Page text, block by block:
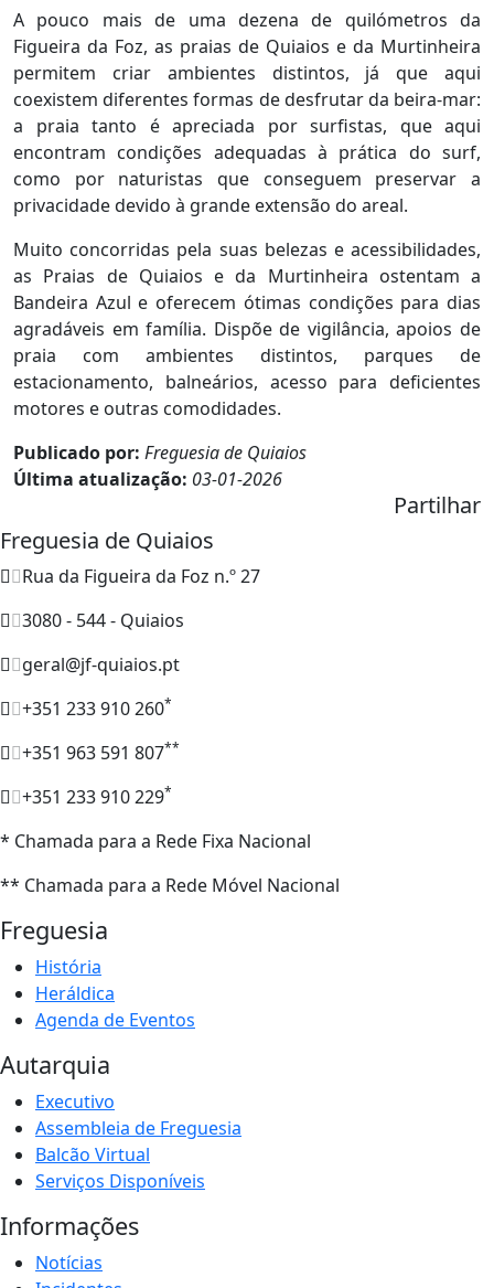
A pouco mais de uma dezena de quilómetros da
Figueira da Foz, as praias de Quiaios e da Murtinheira
permitem criar ambientes distintos, já que aqui
coexistem diferentes formas de desfrutar da beira-mar:
a praia tanto é apreciada por surfistas, que aqui
encontram condições adequadas à prática do surf,
como por naturistas que conseguem preservar a
privacidade devido à grande extensão do areal.
Muito concorridas pela suas belezas e acessibilidades,
as Praias de Quiaios e da Murtinheira ostentam a
Bandeira Azul e oferecem ótimas condições para dias
agradáveis em família. Dispõe de vigilância, apoios de
praia com ambientes distintos, parques de
estacionamento, balneários, acesso para deficientes
motores e outras comodidades.
Publicado por: Freguesia de Quiaios
Última atualização: 03-01-2026
Partilhar
Freguesia de Quiaios
Rua da Figueira da Foz n.º 27
3080 - 544 - Quiaios
geral@jf-quiaios.pt
+351 233 910 260*
+351 963 591 807**
+351 233 910 229*
* Chamada para a Rede Fixa Nacional
** Chamada para a Rede Móvel Nacional
Freguesia
História
Heráldica
Agenda de Eventos
Autarquia
Executivo
Assembleia de Freguesia
Balcão Virtual
Serviços Disponíveis
Informações
Notícias